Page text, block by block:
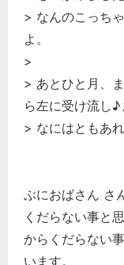
> なんのこっち
よ。
>
> あとひと月、
ら左に受け流し♪
> なにはともあ
ぶにおばさん さ
くだらない事と
からくだらない
います。